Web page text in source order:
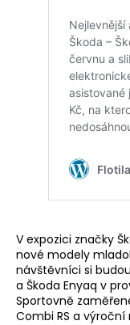
V expozici značky
nové modely
návštěvníci si
a Škoda Enyaq v
Sportovně
Combi RS a výroční